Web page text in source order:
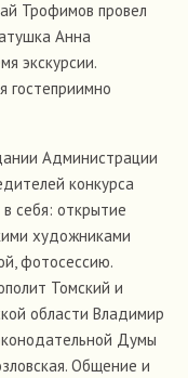
Трофимов провел
Анна
экскурсии.
гостеприимно
Администрации
конкурса
себя: открытие
художниками
фотосессию.
Томский и
области Владимир
Думы
Общение и